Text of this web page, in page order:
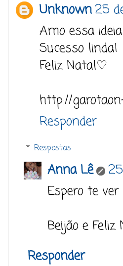
Unknown25
Amo essa
Sucesso linda!
Feliz Natal♡
http://
Responder
Respostas
Anna Lê
Espero te
Beijão e Feliz
Responder